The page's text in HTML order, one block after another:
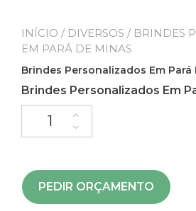
INÍCIO / DIVERSOS / BRINDES
EM PARÁ DE MINAS
Brindes Personalizados Em Pará
Brindes Personalizados Em
PEDIR ORÇAMENTO